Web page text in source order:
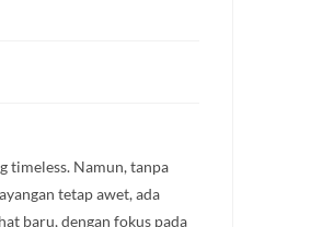
timeless. Namun, tanpa
tetap awet, ada
baru, dengan fokus pada